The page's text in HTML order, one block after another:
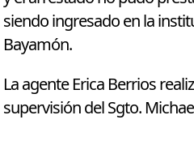
siendo ingresado en la
Bayamón.
La agente Erica Berrios
supervisión del Sgto.